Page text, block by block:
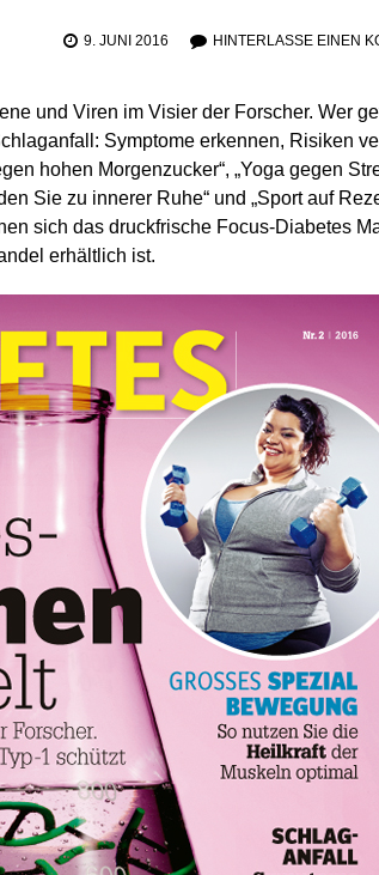
9. JUNI 2016 HINTERLASSE EINEN
und Viren im Visier der Forscher. Wer
Symptome erkennen, Risiken
hohen Morgenzucker“, „Yoga gegen
Sie zu innerer Ruhe“ und „Sport auf
sich das druckfrische Focus-Diabetes
erhältlich ist.